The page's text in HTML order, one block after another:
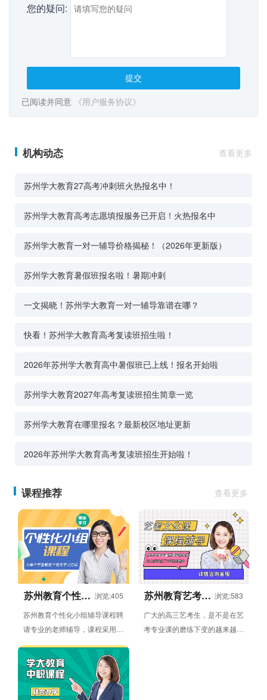
您的疑问:
提交
已阅读并同意 《用户服务协议》
机构动态 查看更多
苏州学大教育27高考冲刺班火热报名中！
苏州学大教育高考志愿填报服务已开启！火热报名中
苏州学大教育一对一辅导价格揭秘！（2026年更新版）
苏州学大教育暑假班报名啦！暑期冲刺
一文揭晓！苏州学大教育一对一辅导靠谱在哪？
快看！苏州学大教育高考复读班招生啦！
2026年苏州学大教育高中暑假班已上线！报名开始啦
苏州学大教育2027年高考复读班招生简章一览
苏州学大教育在哪里报名？最新校区地址更新
2026年苏州学大教育高考复读班招生开始啦！
课程推荐 查看更多
苏州教育个性化 浏览:405
苏州教育个性化小组辅导课程聘
请专业的老师辅导，课程采用小
组授课方式，授课内容包括语
文，数学，英语，物理，化
学，...
苏州教育艺考文 浏览:583
广大的高三艺考生，是不是在艺
考专业课的磨练下变的越来越强